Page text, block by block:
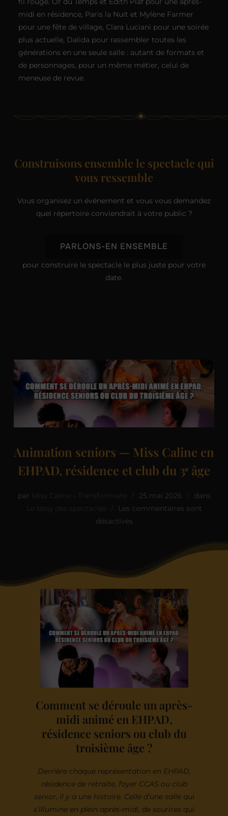
midi en résidence, Paris la Nuit et Mylène Farmer
pour une fête de village, Clara Luciani pour une soirée
plus actuelle, Dalida pour rassembler toutes les
générations en une seule salle : autant de formats et
de personnages, pour un même métier, celui de
meneuse de revue.
Construisons ensemble le spectacle qui
vous ressemble
Vous organisez un événement et vous vous demandez
quel répertoire conviendrait à votre public ?
PARLONS-EN ENSEMBLE
pour construire le spectacle le plus juste pour votre
date.
Animation seniors — Miss Caline en
EHPAD, résidence et club du 3ᵉ âge
par 25 mai 2026
dans
Les commentaires sont
désactivés
Comment se déroule un après-
midi animé en EHPAD,
résidence seniors ou club du
troisième âge ?
Derrière chaque représentation en EHPAD,
résidence de retraite, foyer CCAS ou club
senior, il y a une histoire. Celle d’une salle qui
s’illumine en plein après-midi, de sourires qui